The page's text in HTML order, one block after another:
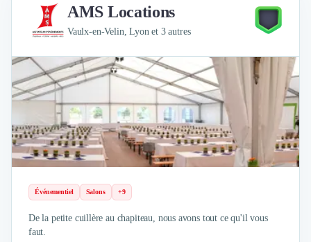
AMS Locations
Vaulx-en-Velin, Lyon et 3 autres
Événementiel Salons +9
De la petite cuillère au chapiteau, nous avons tout ce qu'il vous
faut.